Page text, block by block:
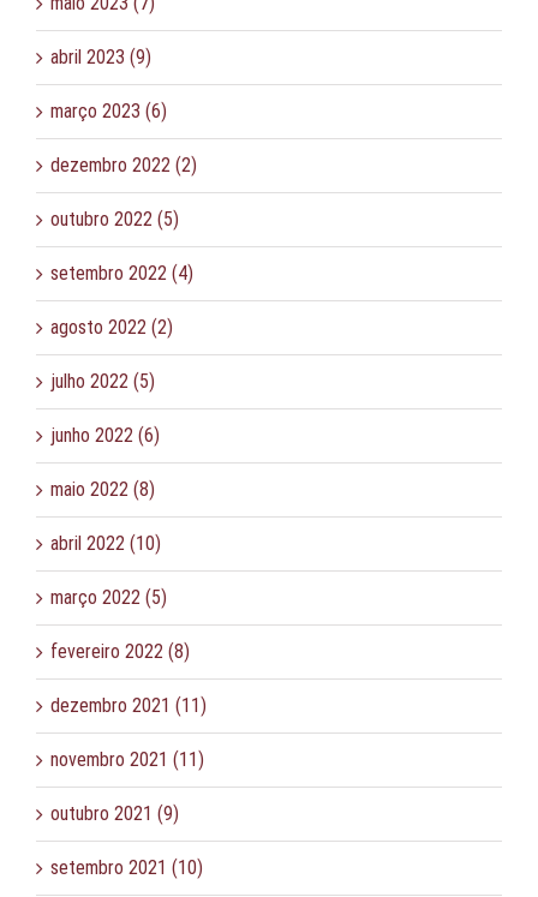
abril 2023 (9)
março 2023 (6)
dezembro 2022 (2)
outubro 2022 (5)
setembro 2022 (4)
agosto 2022 (2)
julho 2022 (5)
junho 2022 (6)
maio 2022 (8)
abril 2022 (10)
março 2022 (5)
fevereiro 2022 (8)
dezembro 2021 (11)
novembro 2021 (11)
outubro 2021 (9)
setembro 2021 (10)